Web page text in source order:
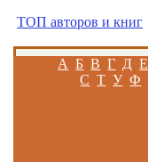
ТОП авторов и книг
А Б В Г Д Е
С Т У Ф